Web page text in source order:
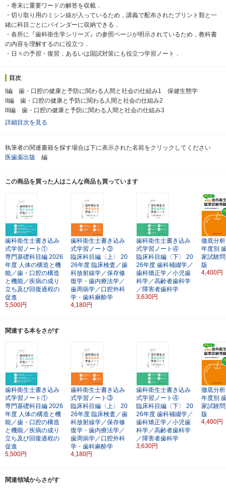
・巻末に重要ワードの解答を収載．
・切り取り用のミシン線が入っているため，講義で配布されたプリント類と一
緒に科目ごとにバインダーに収納できる．
・各所に『歯科衛生学シリーズ』の参照ページが明示されているため，教科書
の内容を理解するのに役立つ．
・日々の予習・復習，あるいは国試対策にも役立つ学習ノート．
目次
I編 歯・口腔の健康と予防に関わる人間と社会の仕組み1 保健生態学
II編 歯・口腔の健康と予防に関わる人間と社会の仕組み2
III編 歯・口腔の健康と予防に関わる人間と社会の仕組み3
詳細目次を見る
執筆者の関連書籍を探す場合は下に表示された名前をクリックしてください
医歯薬出版 編
この商品を買った人はこんな商品も買っています
歯科衛生士書き込み
式学習ノート①
専門基礎科目編 2026
年度 人体の構造と機
能／歯・口腔の構造
と機能／疾病の成り
立ち及び回復過程の
促進
5,500円
歯科衛生士書き込み
式学習ノート③
臨床科目編〈上〉
20
26年度 臨床検査／歯
科放射線学／保存修
復学・歯内療法学／
歯周病学／口腔外科
学・歯科麻酔学
4,180円
歯科衛生士書き込み
式学習ノート④
臨床科目編〈下〉
20
26年度 歯科補綴学／
歯科矯正学／小児歯
科学／高齢者歯科学
／障害者歯科学
3,630円
徹底分
年度別
家試験
版
4,400円
関連する本をさがす
歯科衛生士書き込み
式学習ノート①
専門基礎科目編 2026
年度 人体の構造と機
能／歯・口腔の構造
と機能／疾病の成り
立ち及び回復過程の
促進
5,500円
歯科衛生士書き込み
式学習ノート③
臨床科目編〈上〉
20
26年度 臨床検査／歯
科放射線学／保存修
復学・歯内療法学／
歯周病学／口腔外科
学・歯科麻酔学
4,180円
歯科衛生士書き込み
式学習ノート④
臨床科目編〈下〉
20
26年度 歯科補綴学／
歯科矯正学／小児歯
科学／高齢者歯科学
／障害者歯科学
3,630円
徹底分
年度別
家試験
版
4,400円
関連領域からさがす